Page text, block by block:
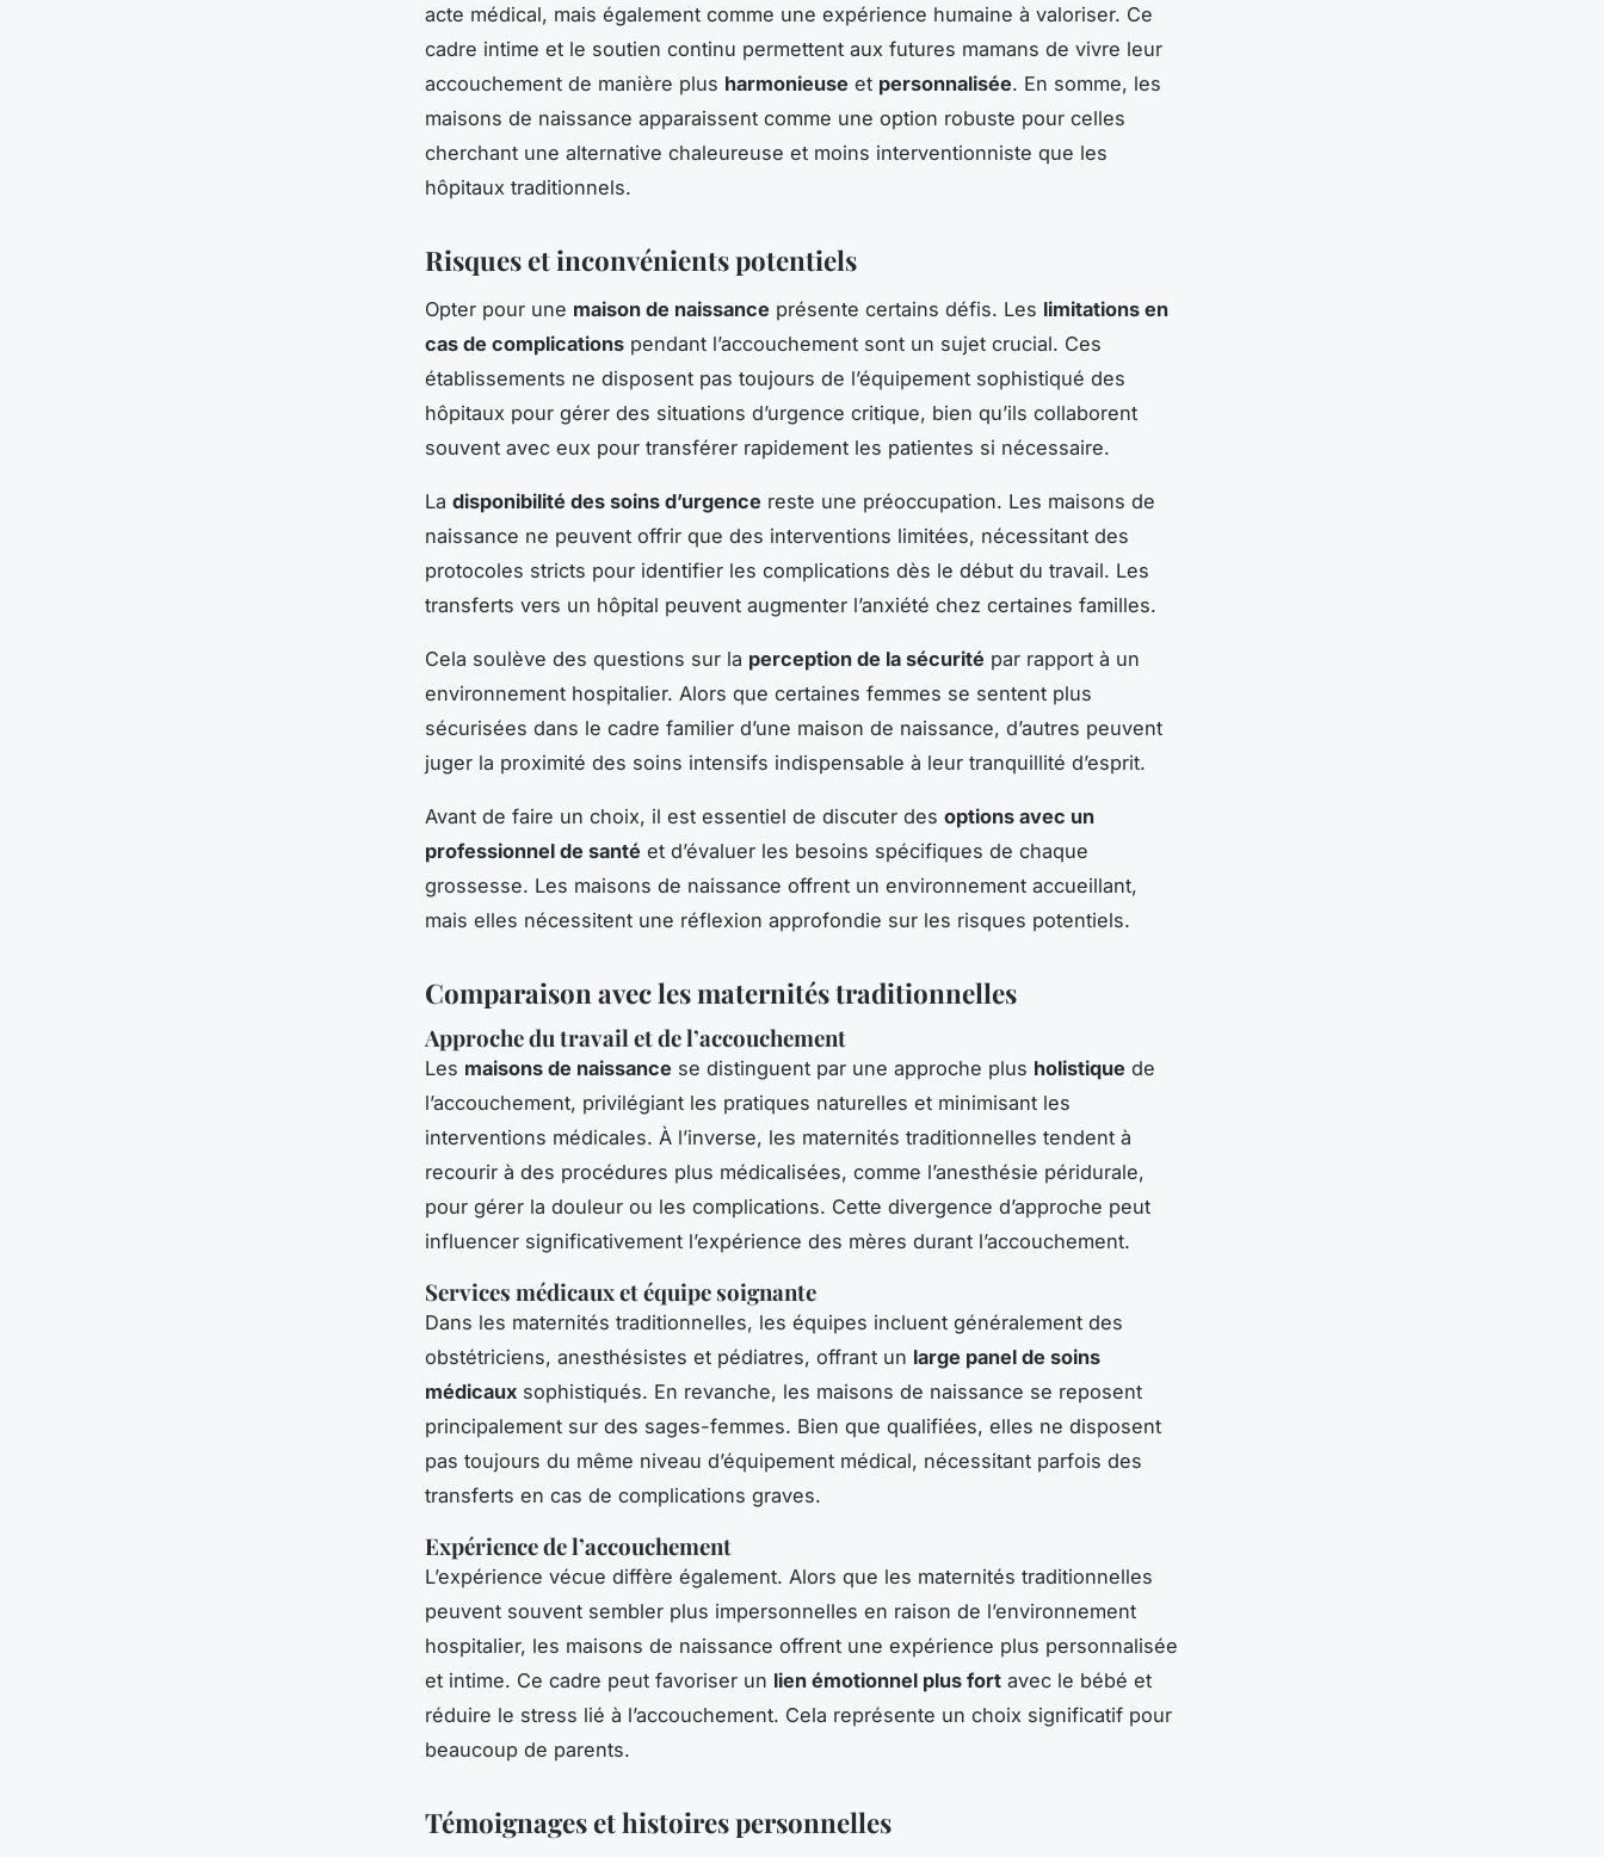
acte médical, mais également comme une expérience humaine à valoriser. Ce
cadre intime et le soutien continu permettent aux futures mamans de vivre leur
accouchement de manière plus harmonieuse et personnalisée. En somme, les
maisons de naissance apparaissent comme une option robuste pour celles
cherchant une alternative chaleureuse et moins interventionniste que les
hôpitaux traditionnels.
Risques et inconvénients potentiels
Opter pour une maison de naissance présente certains défis. Les limitations en
cas de complications pendant l’accouchement sont un sujet crucial. Ces
établissements ne disposent pas toujours de l’équipement sophistiqué des
hôpitaux pour gérer des situations d’urgence critique, bien qu’ils collaborent
souvent avec eux pour transférer rapidement les patientes si nécessaire.
La disponibilité des soins d’urgence reste une préoccupation. Les maisons de
naissance ne peuvent offrir que des interventions limitées, nécessitant des
protocoles stricts pour identifier les complications dès le début du travail. Les
transferts vers un hôpital peuvent augmenter l’anxiété chez certaines familles.
Cela soulève des questions sur la perception de la sécurité par rapport à un
environnement hospitalier. Alors que certaines femmes se sentent plus
sécurisées dans le cadre familier d’une maison de naissance, d’autres peuvent
juger la proximité des soins intensifs indispensable à leur tranquillité d’esprit.
Avant de faire un choix, il est essentiel de discuter des options avec un
professionnel de santé et d’évaluer les besoins spécifiques de chaque
grossesse. Les maisons de naissance offrent un environnement accueillant,
mais elles nécessitent une réflexion approfondie sur les risques potentiels.
Comparaison avec les maternités traditionnelles
Approche du travail et de l’accouchement
Les maisons de naissance se distinguent par une approche plus holistique de
l’accouchement, privilégiant les pratiques naturelles et minimisant les
interventions médicales. À l’inverse, les maternités traditionnelles tendent à
recourir à des procédures plus médicalisées, comme l’anesthésie péridurale,
pour gérer la douleur ou les complications. Cette divergence d’approche peut
influencer significativement l’expérience des mères durant l’accouchement.
Services médicaux et équipe soignante
Dans les maternités traditionnelles, les équipes incluent généralement des
obstétriciens, anesthésistes et pédiatres, offrant un large panel de soins
médicaux sophistiqués. En revanche, les maisons de naissance se reposent
principalement sur des sages-femmes. Bien que qualifiées, elles ne disposent
pas toujours du même niveau d’équipement médical, nécessitant parfois des
transferts en cas de complications graves.
Expérience de l’accouchement
L’expérience vécue diffère également. Alors que les maternités traditionnelles
peuvent souvent sembler plus impersonnelles en raison de l’environnement
hospitalier, les maisons de naissance offrent une expérience plus personnalisée
et intime. Ce cadre peut favoriser un lien émotionnel plus fort avec le bébé et
réduire le stress lié à l’accouchement. Cela représente un choix significatif pour
beaucoup de parents.
Témoignages et histoires personnelles